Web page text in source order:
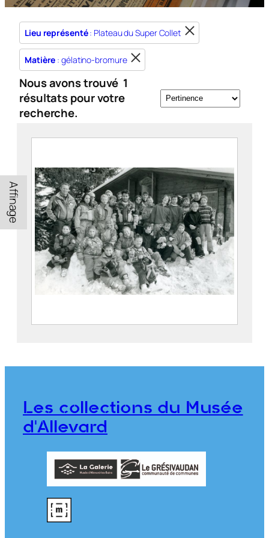
Lieu représenté: Plateau du Super Collet
Matière : gélatino-bromure
Nous avons trouvé 1
résultats pour votre
recherche.
Affinage
Groupe d’enfants devant le chalet du
Les collections du Musée
d'Allevard